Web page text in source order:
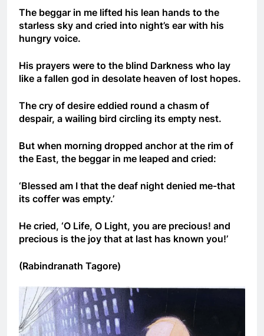
Thăm Bạn TẠ MẠNH HUY K19
2 Years Ago
TÁM BỢM RƯỢU (Đỗ Phủ)
3 Years Ago
LỜI YÊU CHƯA ĐỦ (Michael Jackson)
3 Years Ago
Nắng Đông Trên Ngọn Cỏ Sầu
3 Years Ago
Ngủ Đi Em!
2 Years Ago
The beggar in me lifted his lean hands to the
starless sky and cried into night’s ear with his
hungry voice.
His prayers were to the blind Darkness who lay
like a fallen god in desolate heaven of lost hopes.
The cry of desire eddied round a chasm of
despair, a wailing bird circling its empty nest.
But when morning dropped anchor at the rim of
the East, the beggar in me leaped and cried:
‘Blessed am I that the deaf night denied me-that
its coffer was empty.’
He cried, ‘O Life, O Light, you are precious! and
precious is the joy that at last has known you!’
(Rabindranath Tagore)